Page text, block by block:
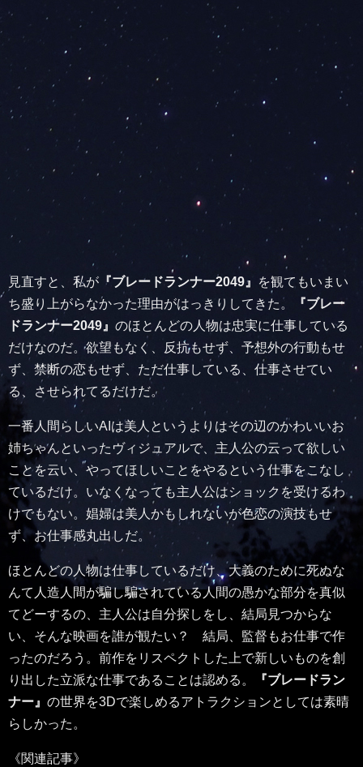
見直すと、私が 『ブレードランナー2049』
を観てもいまい
ち盛り上がらなかった理由がはっきりしてきた。
『ブレー
ドランナー2049』 のほとんどの人物は忠実に仕事している
だけなのだ。欲望もなく、反抗もせず、予想外の行動もせ
ず、禁断の恋もせず、ただ仕事している、仕事させてい
る、させられてるだけだ。
一番人間らしいAIは美人というよりはその辺のかわいいお
姉ちゃんといったヴィジュアルで、主人公の云って欲しい
ことを云い、やってほしいことをやるという仕事をこなし
ているだけ。いなくなっても主人公はショックを受けるわ
けでもない。娼婦は美人かもしれないが色恋の演技もせ
ず、お仕事感丸出しだ。
ほとんどの人物は仕事しているだけ、大義のために死ぬな
んて人造人間が騙し騙されている人間の愚かな部分を真似
てどーするの、主人公は自分探しをし、結局見つからな
い、そんな映画を誰が観たい？ 結局、監督もお仕事で作
ったのだろう。前作をリスペクトした上で新しいものを創
り出した立派な仕事であることは認める。
『ブレードラン
ナー』 の世界を3Dで楽しめるアトラクションとしては素晴
らしかった。
《関連記事》